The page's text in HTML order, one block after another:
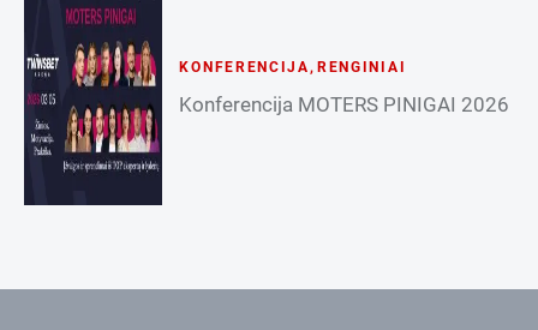
KONFERENCIJA, RENGINIAI
Konferencija MOTERS PINIGAI 2026